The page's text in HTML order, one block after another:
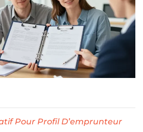
Pour Profil D’emprunteur